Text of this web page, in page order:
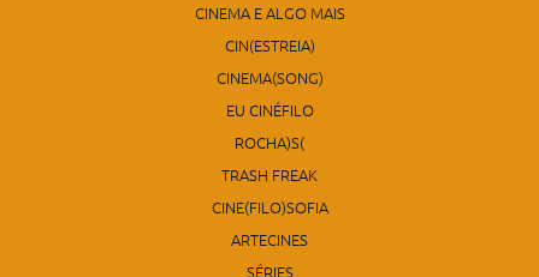
CINEMA E ALGO MAIS
CIN(ESTREIA)
CINEMA(SONG)
EU CINÉFILO
ROCHA)S(
TRASH FREAK
CINE(FILO)SOFIA
ARTECINES
SÉRIES